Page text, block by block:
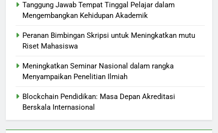
Tanggung Jawab Tempat Tinggal Pelajar dalam
Mengembangkan Kehidupan Akademik
Peranan Bimbingan Skripsi untuk Meningkatkan mutu
Riset Mahasiswa
Meningkatkan Seminar Nasional dalam rangka
Menyampaikan Penelitian Ilmiah
Blockchain Pendidikan: Masa Depan Akreditasi
Berskala Internasional